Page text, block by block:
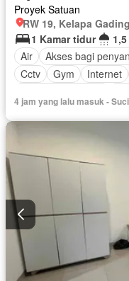
Proyek Satuan
1 Kamar tidur
Air
Akses bagi
Cctv
Gym Internet
Secure parking
4 jam yang lalu masuk -